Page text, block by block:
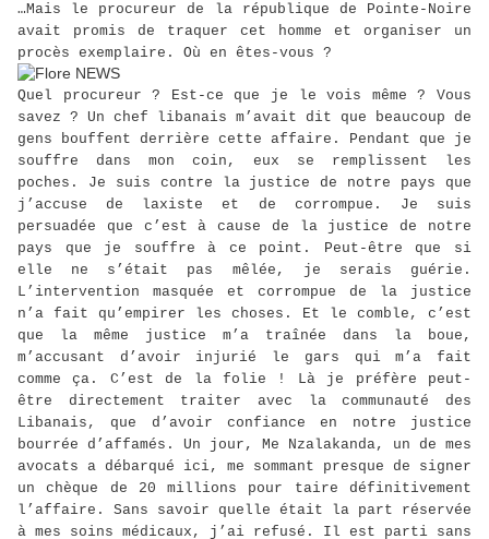
…Mais le procureur de la république de Pointe-Noire
avait promis de traquer cet homme et organiser un
procès exemplaire. Où en êtes-vous ?
Quel procureur ? Est-ce que je le vois même ? Vous
savez ? Un chef libanais m’avait dit que beaucoup de
gens bouffent derrière cette affaire. Pendant que je
souffre dans mon coin, eux se remplissent les
poches. Je suis contre la justice de notre pays que
j’accuse de laxiste et de corrompue. Je suis
persuadée que c’est à cause de la justice de notre
pays que je souffre à ce point. Peut-être que si
elle ne s’était pas mêlée, je serais guérie.
L’intervention masquée et corrompue de la justice
n’a fait qu’empirer les choses. Et le comble, c’est
que la même justice m’a traînée dans la boue,
m’accusant d’avoir injurié le gars qui m’a fait
comme ça. C’est de la folie ! Là je préfère peut-
être directement traiter avec la communauté des
Libanais, que d’avoir confiance en notre justice
bourrée d’affamés. Un jour, Me Nzalakanda, un de mes
avocats a débarqué ici, me sommant presque de signer
un chèque de 20 millions pour taire définitivement
l’affaire. Sans savoir quelle était la part réservée
à mes soins médicaux, j’ai refusé. Il est parti sans